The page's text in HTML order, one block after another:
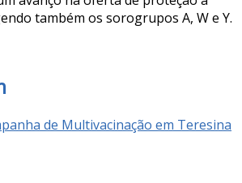
também os sorogrupos A, W e Y.